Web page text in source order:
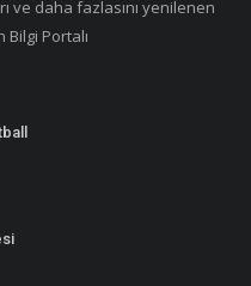
ve daha fazlasını yenilenen
Portalı